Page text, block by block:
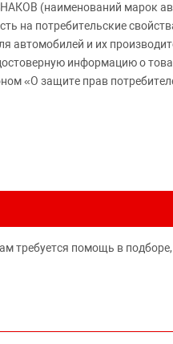
(наименований марок
на потребительские
автомобилей и их
информацию о
«О защите прав
требуется помощь в подборе,